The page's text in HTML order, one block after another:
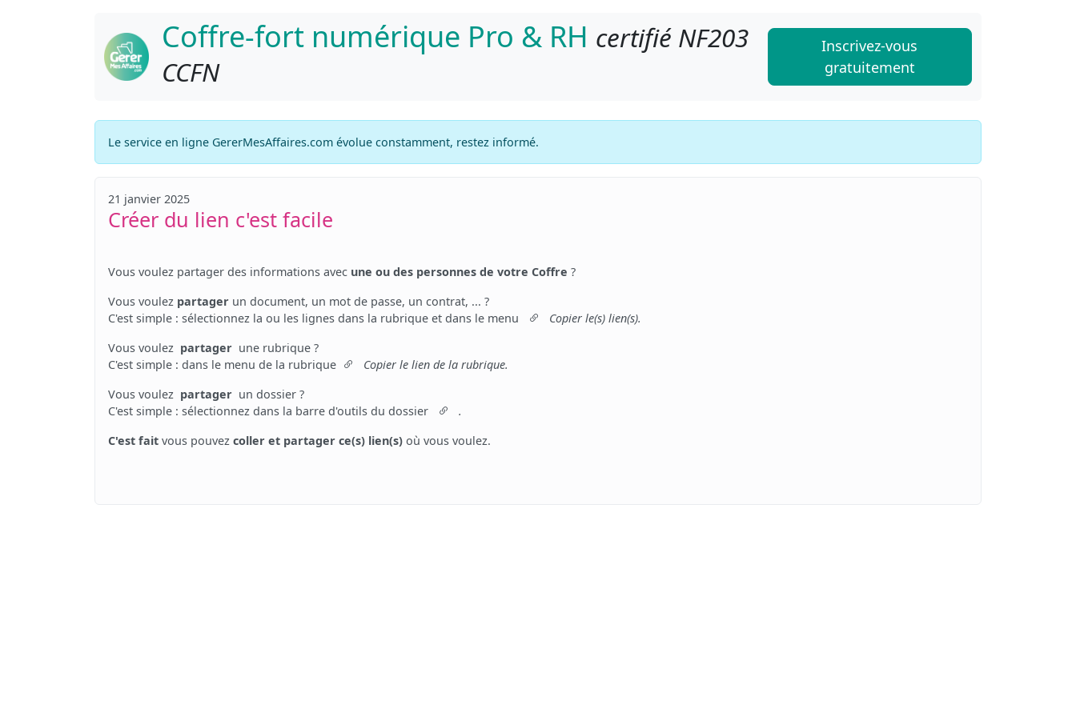
Coffre-fort numérique Pro & RH certifié NF203
CCFN
Inscrivez-vous
gratuitement
Le service en ligne GererMesAffaires.com évolue constamment, restez informé.
21 janvier 2025
Créer du lien c'est facile
Vous voulez partager des informations avec une ou des personnes de votre Coffre ?
Vous voulez partager un document, un mot de passe, un contrat, ... ?
C'est simple : sélectionnez la ou les lignes dans la rubrique et dans le menu
Copier le(s) lien(s).
Vous voulez partager une rubrique ?
C'est simple : dans le menu de la rubrique
Copier le lien de la rubrique.
Vous voulez partager un dossier ?
C'est simple : sélectionnez dans la barre d'outils du dossier
.
C'est fait vous pouvez coller et partager ce(s) lien(s) où vous voulez.